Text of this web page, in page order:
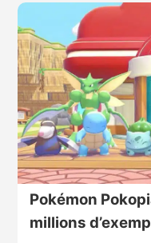
Pokémon
millions